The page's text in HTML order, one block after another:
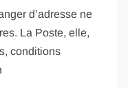
d’adresse ne
La Poste, elle,
conditions